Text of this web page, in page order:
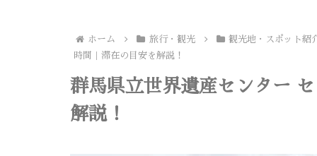
ホーム 旅行・観光
観光地・スポット紹
時間｜滞在の目安を解説！
群馬県立世界遺産センター
解説！